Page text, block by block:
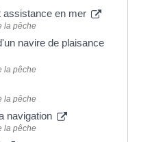
assistance en mer
la pêche
navire de plaisance
la pêche
la pêche
navigation
la pêche